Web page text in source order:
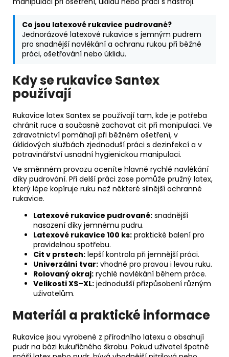
Co jsou latexové rukavice pudrované?
Jednorázové latexové rukavice s jemným pudrem
pro snadnější navlékání a ochranu rukou při běžné
práci, ošetřování nebo úklidu.
Kdy se rukavice Santex
používají
Rukavice latex Santex se používají tam, kde je potřeba
chránit ruce a současně zachovat cit při manipulaci. Ve
zdravotnictví pomáhají při běžném ošetření, v
úklidových službách zjednoduší práci s dezinfekcí a v
potravinářství usnadní hygienickou manipulaci.
Ve směnném provozu oceníte hlavně rychlé navlékání
díky pudrování. Při delší práci zase pomůže pružný latex,
který lépe kopíruje ruku než některé silnější ochranné
rukavice.
Latexové rukavice pudrované: snadnější
nasazení díky jemnému pudru.
Latexové rukavice 100 ks: praktické balení pro
pravidelnou spotřebu.
Cit v prstech: lepší kontrola při jemnější práci.
Univerzální tvar: vhodné pro pravou i levou ruku.
Rolovaný okraj: rychlé navlékání během práce.
Velikosti XS–XL: jednodušší přizpůsobení různým
uživatelům.
Materiál a praktické informace
Rukavice jsou vyrobené z přírodního latexu a obsahují
pudr na bázi kukuřičného škrobu. Pokud uživatel špatně